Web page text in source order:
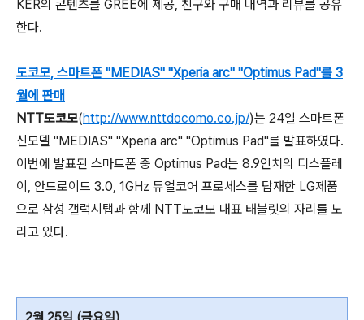
KER의 콘텐츠를 GREE에 제공, 친구와 구매 내역과 리뷰를 공유
한다.
도코모, 스마트폰 "MEDIAS" "Xperia arc" "Optimus Pad"를 3
월에 판매
NTT도코모(http://www.nttdocomo.co.jp/)는 24일 스마트폰
신모델 "MEDIAS" "Xperia arc" "Optimus Pad"를 발표하였다.
이번에 발표된 스마트폰 중 Optimus Pad는 8.9인치의 디스플레
이, 안드로이드 3.0, 1GHz 듀얼코어 프로세스를 탑재한 LG제품
으로 삼성 갤럭시탭과 함께 NTT도코모 대표 태블릿의 자리를 노
리고 있다.